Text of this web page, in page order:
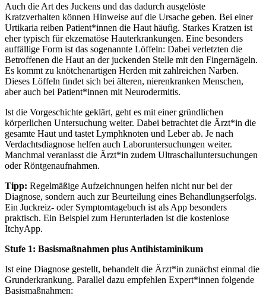
Auch die Art des Juckens und das dadurch ausgelöste
Kratzverhalten können Hinweise auf die Ursache geben. Bei einer
Urtikaria reiben Patient*innen die Haut häufig. Starkes Kratzen ist
eher typisch für ekzematöse Hauterkrankungen. Eine besonders
auffällige Form ist das sogenannte Löffeln: Dabei verletzten die
Betroffenen die Haut an der juckenden Stelle mit den Fingernägeln.
Es kommt zu knötchenartigen Herden mit zahlreichen Narben.
Dieses Löffeln findet sich bei älteren, nierenkranken Menschen,
aber auch bei Patient*innen mit Neurodermitis.
Ist die Vorgeschichte geklärt, geht es mit einer gründlichen
körperlichen Untersuchung weiter. Dabei betrachtet die Ärzt*in die
gesamte Haut und tastet Lymphknoten und Leber ab. Je nach
Verdachtsdiagnose helfen auch Laboruntersuchungen weiter.
Manchmal veranlasst die Ärzt*in zudem Ultraschalluntersuchungen
oder Röntgenaufnahmen.
Tipp: Regelmäßige Aufzeichnungen helfen nicht nur bei der
Diagnose, sondern auch zur Beurteilung eines Behandlungserfolgs.
Ein Juckreiz- oder Symptomtagebuch ist als App besonders
praktisch. Ein Beispiel zum Herunterladen ist die kostenlose
ItchyApp.
Stufe 1: Basismaßnahmen plus Antihistaminikum
Ist eine Diagnose gestellt, behandelt die Ärzt*in zunächst einmal die
Grunderkrankung. Parallel dazu empfehlen Expert*innen folgende
Basismaßnahmen: